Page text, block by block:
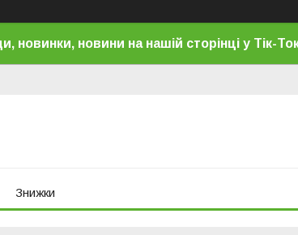
новинки, новини на нашій сторінці у Тік-
Знижки